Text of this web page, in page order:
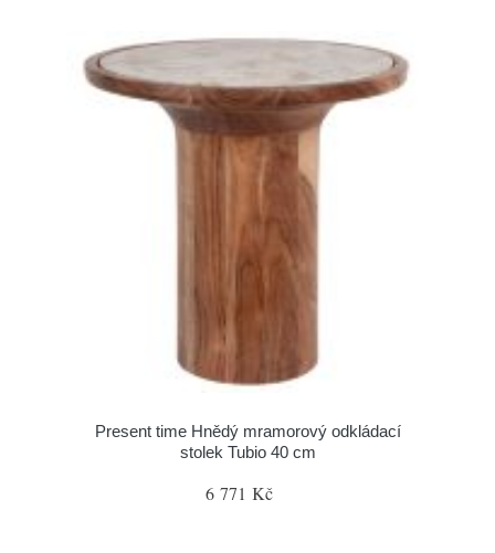
Present time Hnědý mramorový odkládací
stolek Tubio 40 cm
6 771 Kč